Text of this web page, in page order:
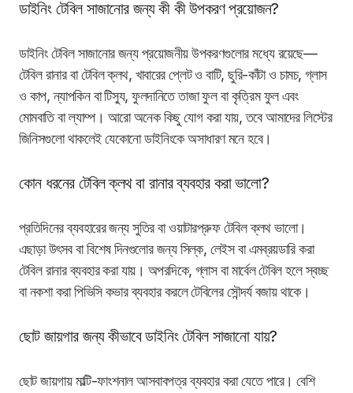
ডাইনিং টেবিল সাজানোর জন্য কী কী উপকরণ প্রয়োজন?
ডাইনিং টেবিল সাজানোর জন্য প্রয়োজনীয় উপকরণগুলোর মধ্যে রয়েছে—
টেবিল রানার বা টেবিল ক্লথ, খাবারের প্লেট ও বাটি, ছুরি-কাঁটা ও চামচ, গ্লাস
ও কাপ, ন্যাপকিন বা টিস্যু, ফুলদানিতে তাজা ফুল বা কৃত্রিম ফুল এবং
মোমবাতি বা ল্যাম্প। আরো অনেক কিছু যোগ করা যায়, তবে আমাদের লিস্টের
জিনিসগুলো থাকলেই যেকোনো ডাইনিংকে অসাধারণ মনে হবে।
কোন ধরনের টেবিল ক্লথ বা রানার ব্যবহার করা ভালো?
প্রতিদিনের ব্যবহারের জন্য সুতির বা ওয়াটারপ্রুফ টেবিল ক্লথ ভালো।
এছাড়া উৎসব বা বিশেষ দিনগুলোর জন্য সিল্ক, লেইস বা এমব্রয়ডারি করা
টেবিল রানার ব্যবহার করা যায়। অপরদিকে, গ্লাস বা মার্বেল টেবিল হলে স্বচ্ছ
বা নকশা করা পিভিসি কভার ব্যবহার করলে টেবিলের সৌন্দর্য বজায় থাকে।
ছোট জায়গার জন্য কীভাবে ডাইনিং টেবিল সাজানো যায়?
ছোট জায়গায় মাল্টি-ফাংশনাল আসবাবপত্র ব্যবহার করা যেতে পারে। বেশি